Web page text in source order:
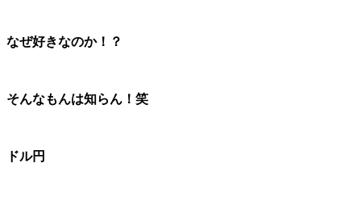
なぜ好きなのか！？
そんなもんは知らん！笑
ドル円